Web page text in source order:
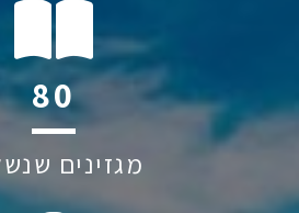
109
מגזינים